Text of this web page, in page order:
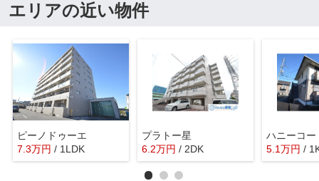
エリアの近い物件
ピーノドゥーエ
7.3万円 / 1LDK
プラトー星
6.2万円 / 2DK
ハニーコー
5.1万円 /